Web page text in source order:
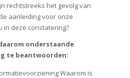
rechtstreeks het gevolg van
aanleiding voor onze
in deze constatering?
onderstaande
te beantwoorden:
Waarom is